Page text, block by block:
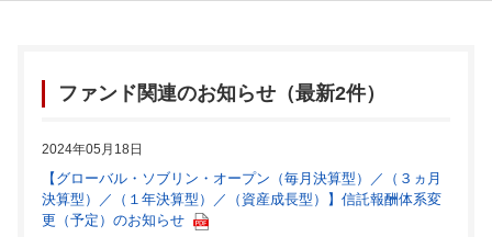
ファンド関連のお知らせ（最新2件）
2024年05月18日
【グローバル・ソブリン・オープン（毎月決算型）／（３ヵ月
決算型）／（１年決算型）／（資産成長型）】信託報酬体系変
更（予定）のお知らせ